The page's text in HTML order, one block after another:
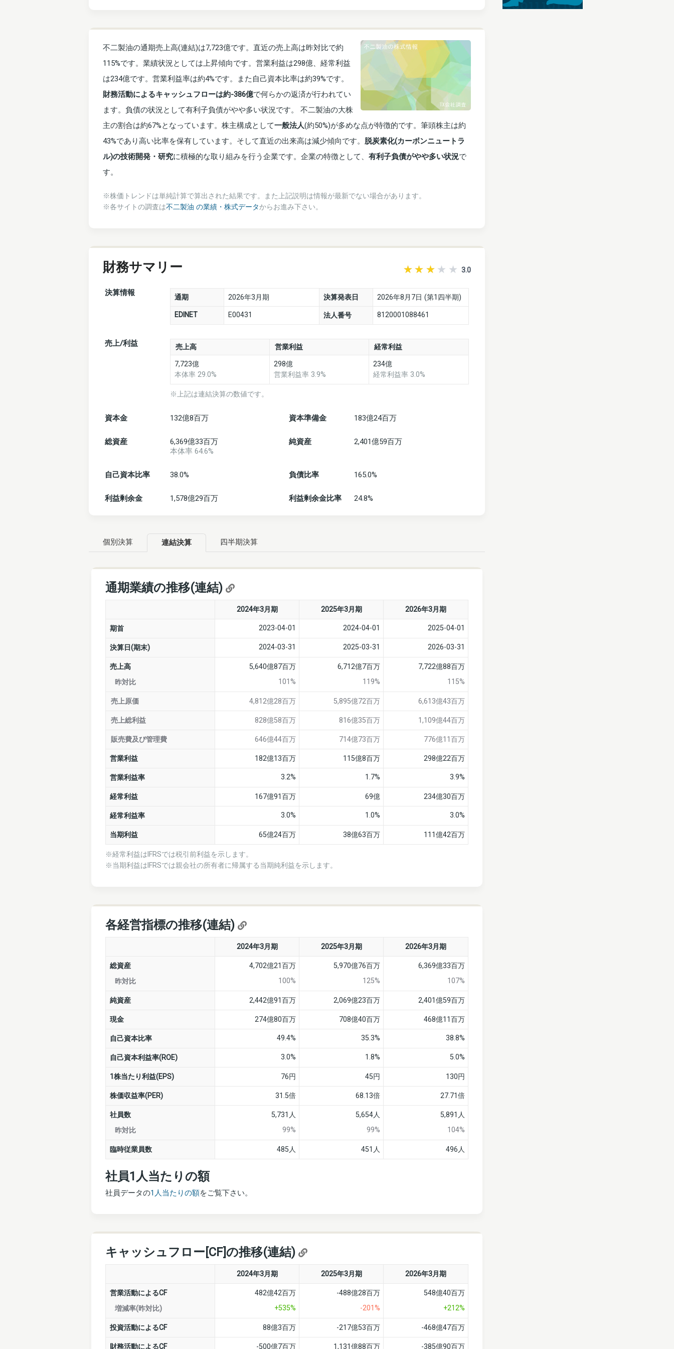
不二製油の通期売上高(連結)は7,723億です。直近の売上高は昨対比で約
115%です。業績状況としては上昇傾向です。営業利益は298億、経常利益
は234億です。営業利益率は約4%です。また自己資本比率は約39%です。
財務活動によるキャッシュフローは約-386億で何らかの返済が行われてい
ます。負債の状況として有利子負債がやや多い状況です。 不二製油の大株
主の割合は約67%となっています。株主構成として一般法人(約50%)が多めな点が特徴的です。筆頭株主は約
43%であり高い比率を保有しています。そして直近の出来高は減少傾向です。 脱炭素化(カーボンニュートラ
ル)の技術開発・研究に積極的な取り組みを行う企業です。企業の特徴として、 有利子負債がやや多い状況で
す。
※株価トレンドは単純計算で算出された結果です。また上記説明は情報が最新でない場合があります。
※各サイトの調査は不二製油 の業績・株式データからお進み下さい。
財務サマリー 3.0
決算情報 通期 2026年3月期 決算発表日 2026年8月7日 (第1四半期)
EDINET E00431 法人番号 8120001088461
売上/利益 売上高 営業利益 経常利益
7,723億
本体率 29.0%
298億
営業利益率 3.9%
234億
経常利益率 3.0%
※上記は連結決算の数値です。
資本金 132億8百万 資本準備金 183億24百万
総資産
6,369億33百万
本体率 64.6%
純資産 2,401億59百万
自己資本比率 38.0% 負債比率 165.0%
利益剰余金 1,578億29百万 利益剰余金比率 24.8%
個別決算 連結決算 四半期決算
通期業績の推移(連結)
2024年3月期 2025年3月期 2026年3月期
期首 2023-04-01 2024-04-01 2025-04-01
決算日(期末) 2024-03-31 2025-03-31 2026-03-31
売上高
昨対比
5,640億87百万
101%
6,712億7百万
119%
7,722億88百万
115%
売上原価 4,812億28百万 5,895億72百万 6,613億43百万
売上総利益 828億58百万 816億35百万 1,109億44百万
販売費及び管理費 646億44百万 714億73百万 776億11百万
営業利益 182億13百万 115億8百万 298億22百万
営業利益率 3.2% 1.7% 3.9%
経常利益 167億91百万 69億 234億30百万
経常利益率 3.0% 1.0% 3.0%
当期利益 65億24百万 38億63百万 111億42百万
※経常利益はIFRSでは税引前利益を示します。
※当期利益はIFRSでは親会社の所有者に帰属する当期純利益を示します。
各経営指標の推移(連結)
2024年3月期 2025年3月期 2026年3月期
総資産
昨対比
4,702億21百万
100%
5,970億76百万
125%
6,369億33百万
107%
純資産 2,442億91百万 2,069億23百万 2,401億59百万
現金 274億80百万 708億40百万 468億11百万
自己資本比率 49.4% 35.3% 38.8%
自己資本利益率(ROE) 3.0% 1.8% 5.0%
1株当たり利益(EPS) 76円 45円 130円
株価収益率(PER) 31.5倍 68.13倍 27.71倍
社員数
昨対比
5,731人
99%
5,654人
99%
5,891人
104%
臨時従業員数 485人 451人 496人
社員1人当たりの額
社員データの1人当たりの額をご覧下さい。
キャッシュフロー[CF]の推移(連結)
2024年3月期 2025年3月期 2026年3月期
営業活動によるCF
増減率(昨対比)
482億42百万
+535%
-488億28百万
-201%
548億40百万
+212%
投資活動によるCF 88億3百万 -217億53百万 -468億47百万
財務活動によるCF -500億7百万 1,131億88百万 -385億90百万